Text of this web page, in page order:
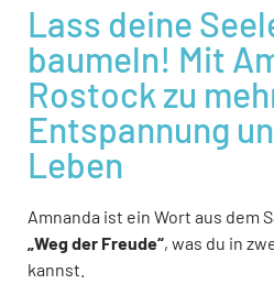
Lass deine
baumeln! Mit
Rostock zu
Entspannung
Leben
Amnanda ist ein Wort aus dem
„Weg der Freude“, was du in
kannst.